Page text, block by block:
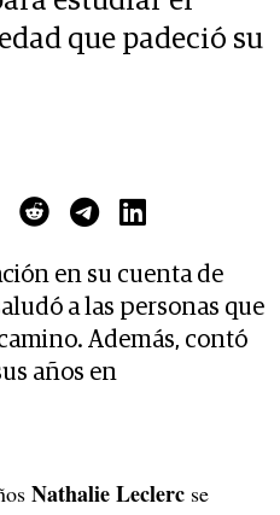
que padeció su
en su cuenta de
a las personas que
Además, contó
años en
Nathalie Leclerc se